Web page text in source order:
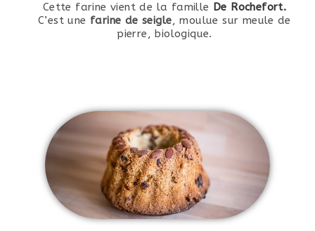
Cette farine vient de la famille De Rochefort.
C’est une farine de seigle, moulue sur meule de
pierre, biologique.